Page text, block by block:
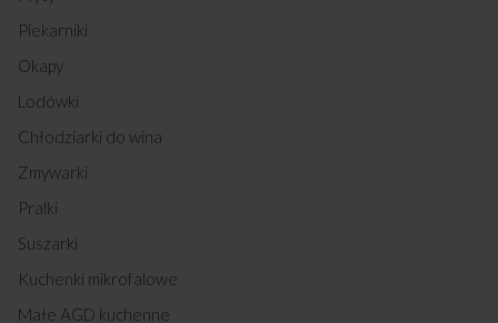
Piekarniki
Okapy
Lodówki
Chłodziarki do wina
Zmywarki
Pralki
Suszarki
Kuchenki mikrofalowe
Małe AGD kuchenne